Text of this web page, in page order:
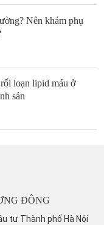
Nên khám phụ
loạn lipid máu ở
sản
ĐÔNG
tư Thành phố Hà Nội